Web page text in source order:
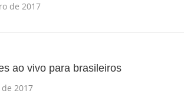
de 2017
ao vivo para brasileiros
2017